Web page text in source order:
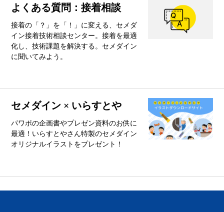
よくある質問：接着相談
接着の「？」を「！」に変える、セメダ
イン接着技術相談センター。接着を最適
化し、技術課題を解決する。セメダイン
に聞いてみよう。
セメダイン × いらすとや
パワポの企画書やプレゼン資料のお供に
最適！いらすとやさん特製のセメダイン
オリジナルイラストをプレゼント！